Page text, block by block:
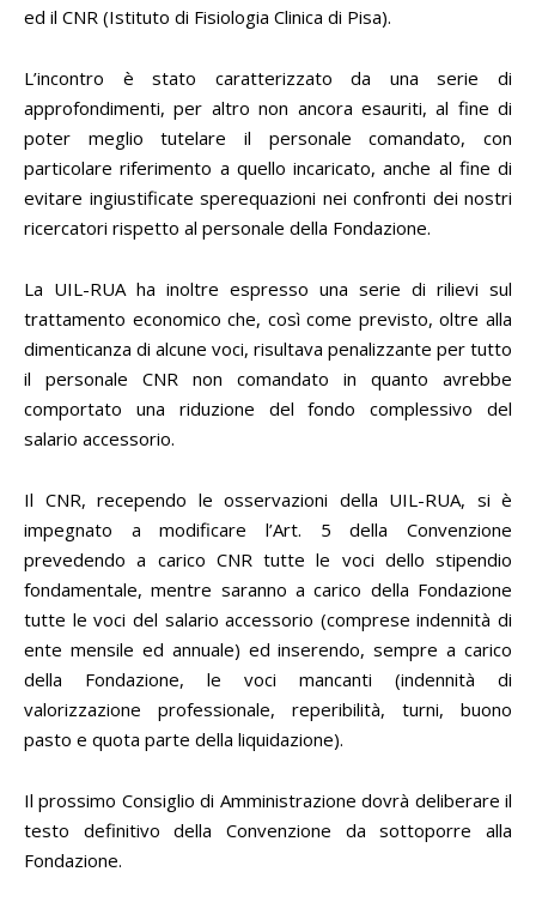
ed il CNR (Istituto di Fisiologia Clinica di Pisa).
L’incontro è stato caratterizzato da una serie di
approfondimenti, per altro non ancora esauriti, al fine di
poter meglio tutelare il personale comandato, con
particolare riferimento a quello incaricato, anche al fine di
evitare ingiustificate sperequazioni nei confronti dei nostri
ricercatori rispetto al personale della Fondazione.
La UIL-RUA ha inoltre espresso una serie di rilievi sul
trattamento economico che, così come previsto, oltre alla
dimenticanza di alcune voci, risultava penalizzante per tutto
il personale CNR non comandato in quanto avrebbe
comportato una riduzione del fondo complessivo del
salario accessorio.
Il CNR, recependo le osservazioni della UIL-RUA, si è
impegnato a modificare l’Art. 5 della Convenzione
prevedendo a carico CNR tutte le voci dello stipendio
fondamentale, mentre saranno a carico della Fondazione
tutte le voci del salario accessorio (comprese indennità di
ente mensile ed annuale) ed inserendo, sempre a carico
della Fondazione, le voci mancanti (indennità di
valorizzazione professionale, reperibilità, turni, buono
pasto e quota parte della liquidazione).
Il prossimo Consiglio di Amministrazione dovrà deliberare il
testo definitivo della Convenzione da sottoporre alla
Fondazione.